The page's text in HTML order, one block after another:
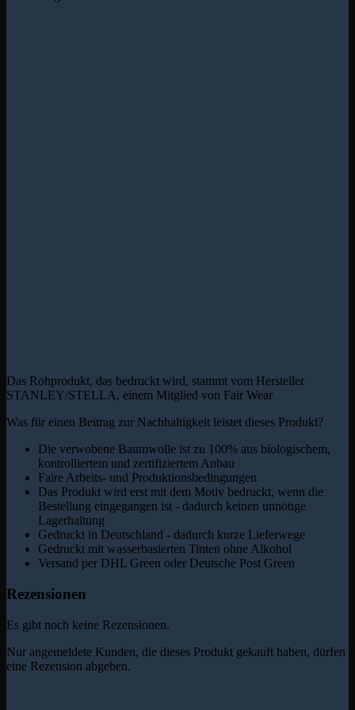
Das Rohprodukt, das bedruckt wird, stammt vom Hersteller
STANLEY/STELLA, einem Mitglied von Fair Wear
Was für einen Beitrag zur Nachhaltigkeit leistet dieses Produkt?
Die verwobene Baumwolle ist zu 100% aus biologischem,
kontrolliertem und zertifiziertem Anbau
Faire Arbeits- und Produktionsbedingungen
Das Produkt wird erst mit dem Motiv bedruckt, wenn die
Bestellung eingegangen ist - dadurch keinen unnötige
Lagerhaltung
Gedruckt in Deutschland - dadurch kurze Lieferwege
Gedruckt mit wasserbasierten Tinten ohne Alkohol
Versand per DHL Green oder Deutsche Post Green
Rezensionen
Es gibt noch keine Rezensionen.
Nur angemeldete Kunden, die dieses Produkt gekauft haben, dürfen
eine Rezension abgeben.